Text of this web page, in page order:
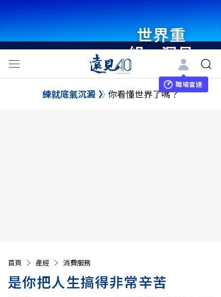
世界重
組・洞見
未來 與
世界領袖
職場雷達
練就底氣沉澱 你看懂世界了嗎？
首頁 產經 消費服務
是你把人生搞得非常辛苦